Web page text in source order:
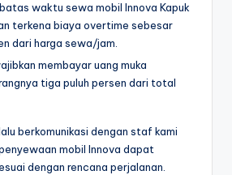
waktu sewa mobil Innova Kapuk
terkena biaya overtime sebesar
dari harga sewa/jam.
membayar uang muka
tiga puluh persen dari total
berkomunikasi dengan staf kami
mobil Innova dapat
dengan rencana perjalanan.